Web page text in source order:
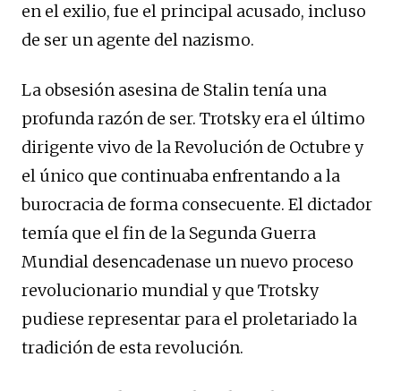
en el exilio, fue el principal acusado, incluso
de ser un agente del nazismo.
La obsesión asesina de Stalin tenía una
profunda razón de ser. Trotsky era el último
dirigente vivo de la Revolución de Octubre y
el único que continuaba enfrentando a la
burocracia de forma consecuente. El dictador
temía que el fin de la Segunda Guerra
Mundial desencadenase un nuevo proceso
revolucionario mundial y que Trotsky
pudiese representar para el proletariado la
tradición de esta revolución.